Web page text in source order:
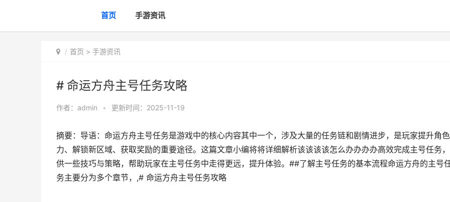
首页 手游资讯
首页 > 手游资讯
# 命运方舟主号任务攻略
作者： admin • 更新时间：2025-11-19
摘要：导语：命运方舟主号任务是游戏中的核心内容其中一个，涉及大量的任务链和剧情进步，是玩家提升角
力、解锁新区域、获取奖励的重要途径。这篇文章小编将将详细解析该该该该怎么办办办办高效完成主号任务
供一些技巧与策略，帮助玩家在主号任务中走得更远，提升体验。##了解主号任务的基本流程命运方舟的主号
务主要分为多个章节，,# 命运方舟主号任务攻略